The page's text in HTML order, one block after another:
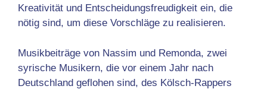
Kreativität und Entscheidungsfreudigkeit ein, die
nötig sind, um diese Vorschläge zu realisieren.
Musikbeiträge von Nassim und Remonda, zwei
syrische Musikern, die vor einem Jahr nach
Deutschland geflohen sind, des Kölsch-Rappers